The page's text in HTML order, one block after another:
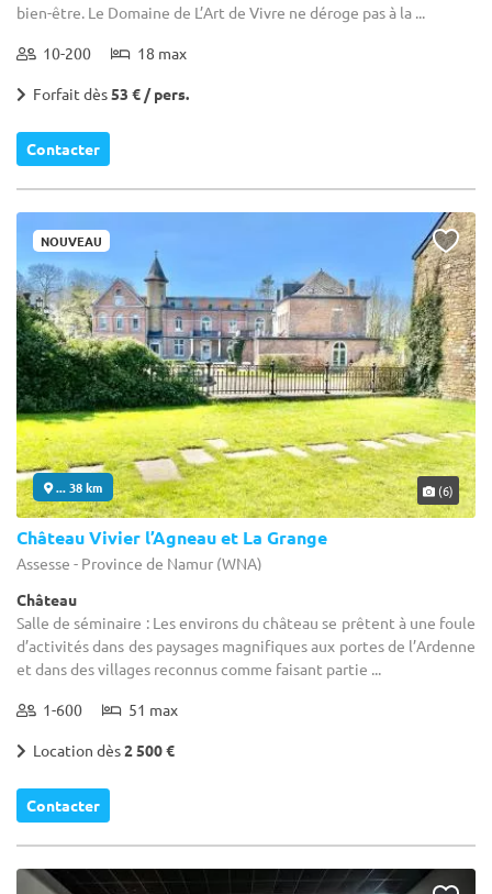
bien-être. Le Domaine de L’Art de Vivre ne déroge pas à la ...
10-200 18 max
Forfait dès53 € / pers.
Contacter
NOUVEAU
... 38 km (6)
Château Vivier l’Agneau et La Grange
Assesse - Province de Namur (WNA)
Château
Salle de séminaire : Les environs du château se prêtent à une foule
d’activités dans des paysages magnifiques aux portes de l’Ardenne
et dans des villages reconnus comme faisant partie ...
1-600 51 max
Location dès2 500 €
Contacter